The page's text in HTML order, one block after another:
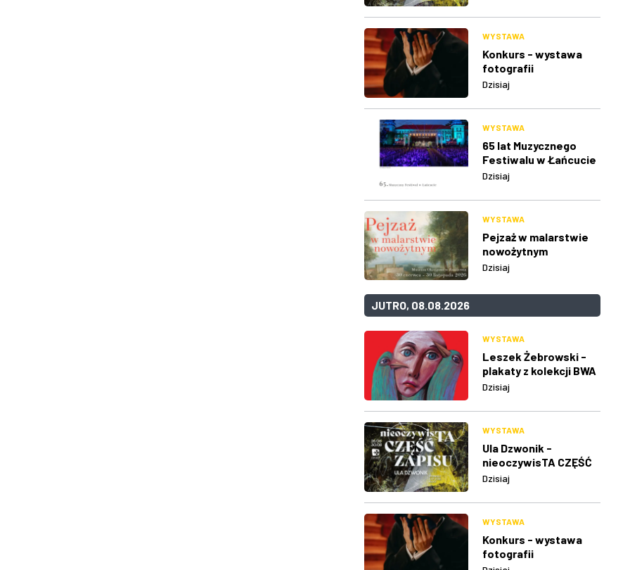
WYSTAWA
Konkurs - wystawa
fotografii
Dzisiaj
WYSTAWA
65 lat Muzycznego
Festiwalu w Łańcucie
Dzisiaj
WYSTAWA
Pejzaż w malarstwie
nowożytnym
Dzisiaj
JUTRO, 08.08.2026
WYSTAWA
Leszek Żebrowski -
plakaty z kolekcji BWA
w Rzeszowie
Dzisiaj
WYSTAWA
Ula Dzwonik -
nieoczywisTA CZĘŚĆ
ZAPISU
Dzisiaj
WYSTAWA
Konkurs - wystawa
fotografii